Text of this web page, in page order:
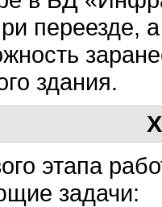
переезде,
здания.
этапа
задачи: